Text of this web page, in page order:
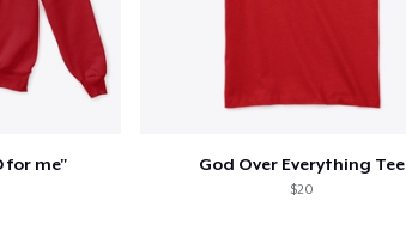
for me" God Over Everything Tee
$20